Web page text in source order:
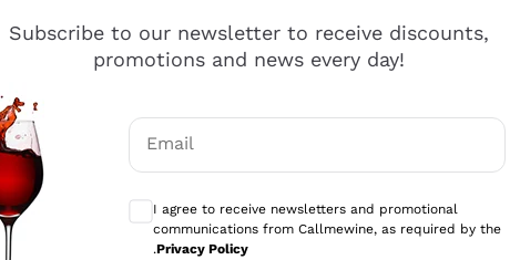
Subscribe to our newsletter to receive discounts,
promotions and news every day!
Email
I agree to receive newsletters and promotional
communications from Callmewine, as required by the
.Privacy Policy